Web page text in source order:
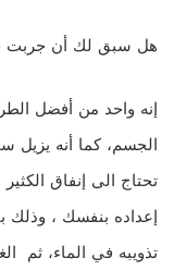
هل سبق لك أن جربت
إنه واحد من أفضل
الجسم، كما أنه يزيل
تحتاج الى إنفاق
إعداده بنفسك ،
تذويبه في الماء،